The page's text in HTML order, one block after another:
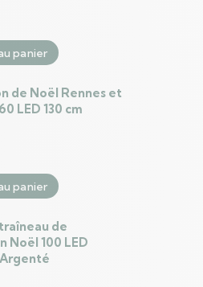
panier
de Noël Rennes et
LED 130 cm
panier
de
Noël 100 LED